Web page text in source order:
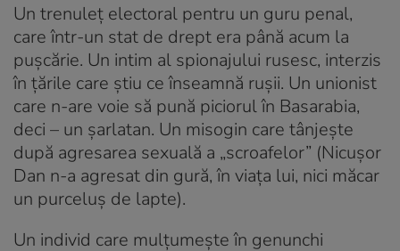
Un trenuleț electoral pentru un guru penal,
care într-un stat de drept era până acum la
pușcărie. Un intim al spionajului rusesc, interzis
în țările care știu ce înseamnă rușii. Un unionist
care n-are voie să pună piciorul în Basarabia,
deci – un șarlatan. Un misogin care tânjește
după agresarea sexuală a „scroafelor” (Nicușor
Dan n-a agresat din gură, în viața lui, nici măcar
un purceluș de lapte).
Un individ care mulțumește în genunchi